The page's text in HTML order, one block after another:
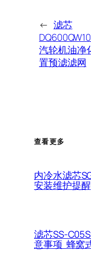
← 滤芯
汽轮机油净
置预滤滤网
查看更多
内冷水滤芯
安装维护提醒
滤芯SS-
意事项 蜂窝